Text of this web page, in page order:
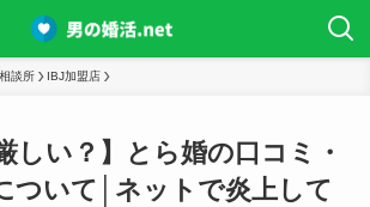
談所 IBJ加盟店
しい？】とら婚の口コミ・
ついて│ネットで炎上して